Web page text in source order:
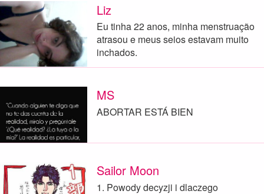
Liz
Eu tinha 22 anos, minha menstruação
atrasou e meus seios estavam muito
inchados.
MS
ABORTAR ESTÁ BIEN
Sailor Moon
1. Powody decyzji i dlaczego